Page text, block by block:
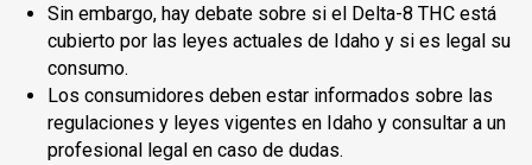
Sin embargo, hay debate sobre si el Delta-8 THC está
cubierto por las leyes actuales de Idaho y si es legal su
consumo.
Los consumidores deben estar informados sobre las
regulaciones y leyes vigentes en Idaho y consultar a un
profesional legal en caso de dudas.